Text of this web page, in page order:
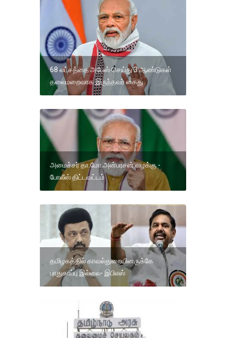
68 லட்சத்தை அபேஸ் செய்து 3 ஆண்டுகள்
தலைமறைவாக இருந்தவர் கைது
அமைச்சர் தா.மோ.அன்பரசன் வழக்கு -
போலீஸ் திட்டவட்டம்
தமிழகத்தில் காவல்துறையினருக்கே
பாதுகாப்பு இல்லை- இபிஎஸ்